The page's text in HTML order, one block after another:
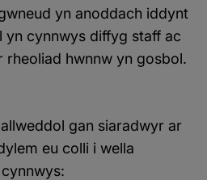
yn anoddach iddynt
cynnwys diffyg staff ac
rheoliad hwnnw yn gosbol.
gan siaradwyr ar
eu colli i wella